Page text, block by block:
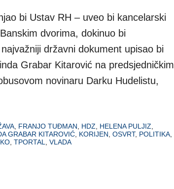
bi Ustav RH – uveo bi kancelarski
dvorima, dokinuo bi
državni dokument upisao bi
Grabar Kitarović na predsjedničkim
novinaru Darku Hudelistu,
FRANJO TUĐMAN HDZ HELENA PULJIZ
GRABAR KITAROVIĆ KORIJEN OSVRT, POLITIKA
TPORTAL VLADA